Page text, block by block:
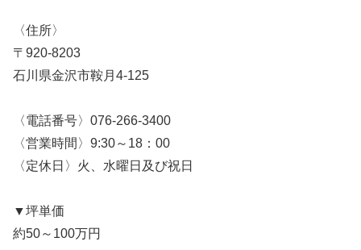
〈住所〉
〒920-8203
石川県金沢市鞍月4-125
〈電話番号〉076-266-3400
〈営業時間〉9:30～18：00
〈定休日〉火、水曜日及び祝日
▼坪単価
約50～100万円